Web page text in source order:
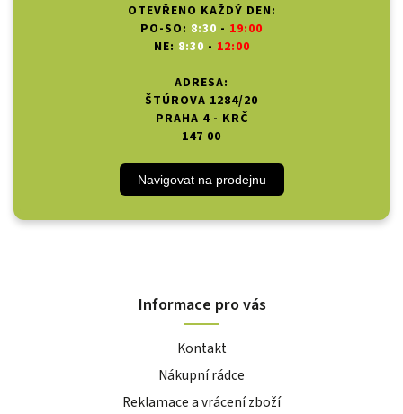
OTEVŘENO KAŽDÝ DEN:
PO-SO: 8:30 - 19:00
NE: 8:30 - 12:00
ADRESA:
ŠTÚROVA 1284/20
PRAHA 4 - KRČ
147 00
Navigovat na prodejnu
Informace pro vás
Kontakt
Nákupní rádce
Reklamace a vrácení zboží